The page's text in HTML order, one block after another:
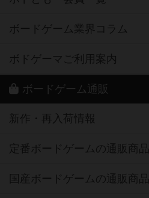
ボードゲーム業界コラム
ボドゲーマご利用案内
ボードゲーム通販
新作・再入荷情報
定番ボードゲームの通販商品
国産ボードゲームの通販商品